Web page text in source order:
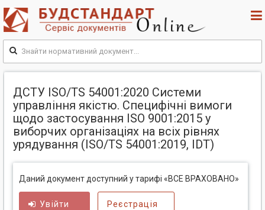
ДСТУ ISO/TS 54001:2020 Системи
управління якістю. Специфічні вимоги
щодо застосування ISO 9001:2015 у
виборчих організаціях на всіх рівнях
урядування (ISO/TS 54001:2019, IDT)
Даний документ доступний у тарифі «ВСЕ ВРАХОВАНО»
Увійти Реєстрація